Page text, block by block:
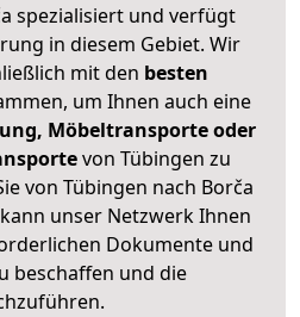
spezialisiert und verfügt
in diesem Gebiet. Wir
mit den besten
um Ihnen auch eine
Möbeltransporte oder
von Tübingen zu
von Tübingen nach Borča
unser Netzwerk Ihnen
Dokumente und
beschaffen und die